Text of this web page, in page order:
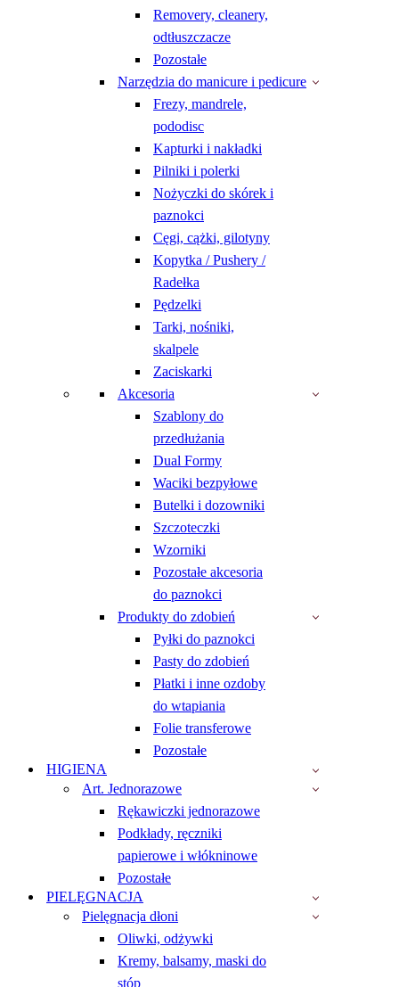
Removery, cleanery,
odtłuszczacze
Pozostałe
Narzędzia do manicure i pedicure
Frezy, mandrele,
pododisc
Kapturki i nakładki
Pilniki i polerki
Nożyczki do skórek i
paznokci
Cęgi, cążki, gilotyny
Kopytka / Pushery /
Radełka
Pędzelki
Tarki, nośniki,
skalpele
Zaciskarki
Akcesoria
Szablony do
przedłużania
Dual Formy
Waciki bezpyłowe
Butelki i dozowniki
Szczoteczki
Wzorniki
Pozostałe akcesoria
do paznokci
Produkty do zdobień
Pyłki do paznokci
Pasty do zdobień
Płatki i inne ozdoby
do wtapiania
Folie transferowe
Pozostałe
HIGIENA
Art. Jednorazowe
Rękawiczki jednorazowe
Podkłady, ręczniki
papierowe i włókninowe
Pozostałe
PIELĘGNACJA
Pielęgnacja dłoni
Oliwki, odżywki
Kremy, balsamy, maski do
stóp